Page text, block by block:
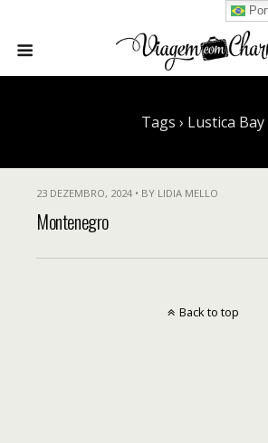
Tags › Lustica Bay
23 DEZEMBRO, 2024 • BY LIDIA MELLO
Montenegro
Back to top